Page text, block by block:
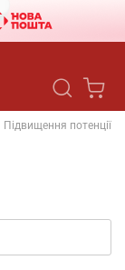
Підвищення потенції